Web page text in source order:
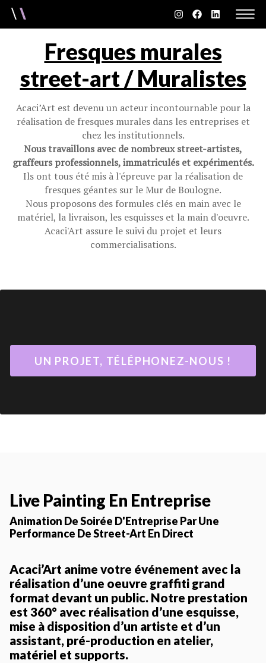
Fresques murales
street-art / Muralistes
Acaci’Art est devenu un acteur incontournable pour la
réalisation de fresques murales dans les entreprises et
chez les institutionnels.
Nous travaillons avec de nombreux street-artistes,
graffeurs professionnels, immatriculés et expérimentés.
Ils ont tous été mis à l'épreuve par la réalisation de
fresques géantes sur le Mur de Boulogne.
Nous proposons des formules clés en main avec le
matériel, la livraison, les esquisses et la main d'oeuvre.
Acaci'Art assure le suivi du projet et leurs
commercialisations.
UN PROJET, TÉLÉPHONEZ-NOUS !
Live Painting En Entreprise
Animation De Soirée D'Entreprise Par Une
Performance De Street-Art En Direct
Acaci’Art anime votre événement avec la
réalisation d’une oeuvre graffiti grand
format devant un public. Notre prestation
est 360° avec réalisation d’une esquisse,
mise à disposition d’un artiste et d’un
assistant, pré-production en atelier,
matériel et supports.